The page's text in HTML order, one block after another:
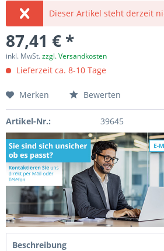
Dieser Artikel steht derzeit
87,41 € *
inkl. MwSt.zzgl. Versandkosten
Lieferzeit ca. 8-10 Tage
Merken Bewerten
Artikel-Nr.: 39645
Beschreibung